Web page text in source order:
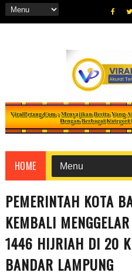
HOME
PEMERINTAH KOTA
KEMBALI
1446 HIJRIAH DI 20
BANDAR LAMPUNG